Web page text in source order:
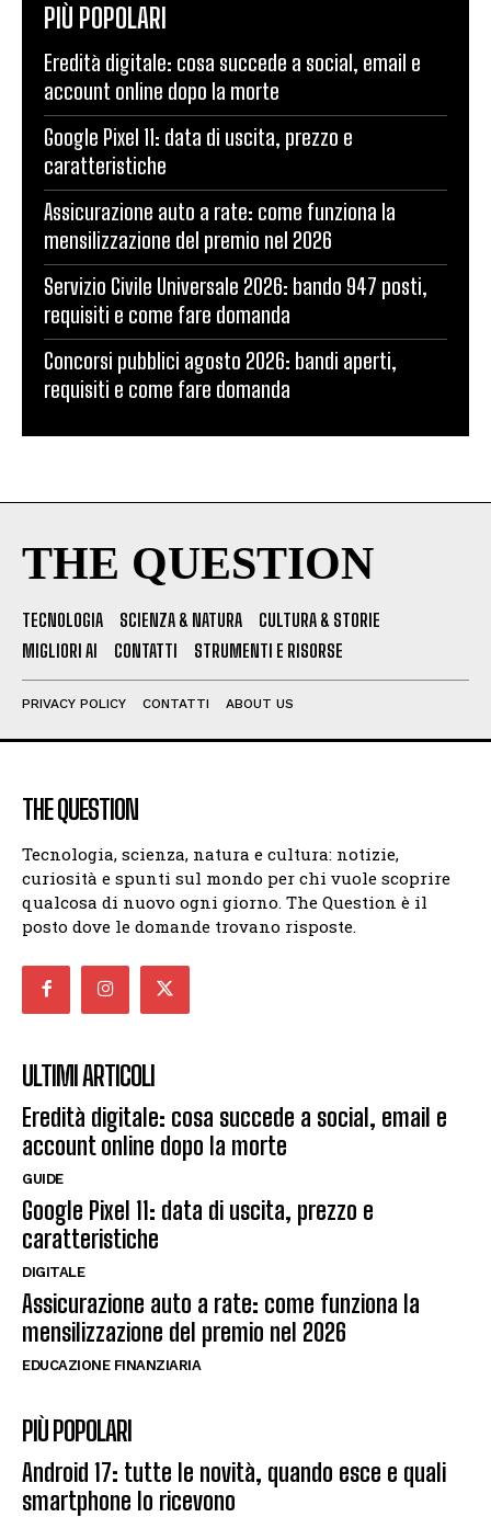
PIÙ POPOLARI
Eredità digitale: cosa succede a social, email e
account online dopo la morte
Google Pixel 11: data di uscita, prezzo e
caratteristiche
Assicurazione auto a rate: come funziona la
mensilizzazione del premio nel 2026
Servizio Civile Universale 2026: bando 947 posti,
requisiti e come fare domanda
Concorsi pubblici agosto 2026: bandi aperti,
requisiti e come fare domanda
THE QUESTION
TECNOLOGIA SCIENZA & NATURA
CULTURA & STORIE
MIGLIORI AI
CONTATTI STRUMENTI E RISORSE
PRIVACY POLICY CONTATTI ABOUT US
THE QUESTION
Tecnologia, scienza, natura e cultura: notizie,
curiosità e spunti sul mondo per chi vuole scoprire
qualcosa di nuovo ogni giorno. The Question è il
posto dove le domande trovano risposte.
ULTIMI ARTICOLI
Eredità digitale: cosa succede a social, email e
account online dopo la morte
GUIDE
Google Pixel 11: data di uscita, prezzo e
caratteristiche
DIGITALE
Assicurazione auto a rate: come funziona la
mensilizzazione del premio nel 2026
EDUCAZIONE FINANZIARIA
PIÙ POPOLARI
Android 17: tutte le novità, quando esce e quali
smartphone lo ricevono